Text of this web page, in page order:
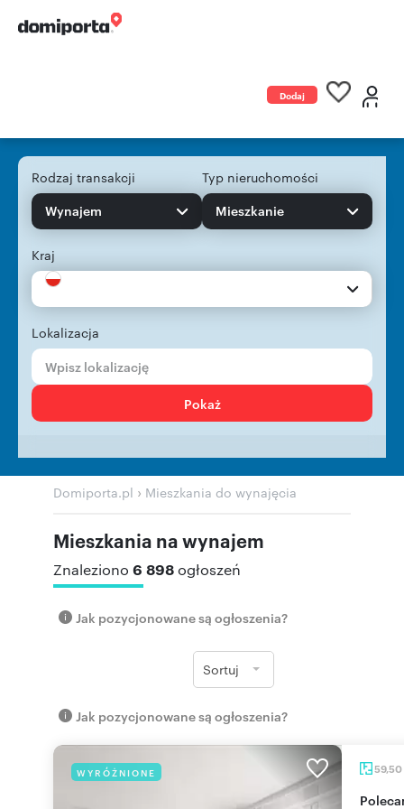
Dodaj
Rodzaj transakcji
Wynajem
Typ nieruchomości
Mieszkanie
Kraj
Lokalizacja
Pokaż
Domiporta.pl › Mieszkania do wynajęcia
Mieszkania na wynajem
Znaleziono 6 898ogłoszeń
Jak pozycjonowane są ogłoszenia?
Sortuj
Jak pozycjonowane są ogłoszenia?
WYRÓŻNIONE 59,50
Polecam nowoczesne 2-pokojowe 59,5 m² na Woli